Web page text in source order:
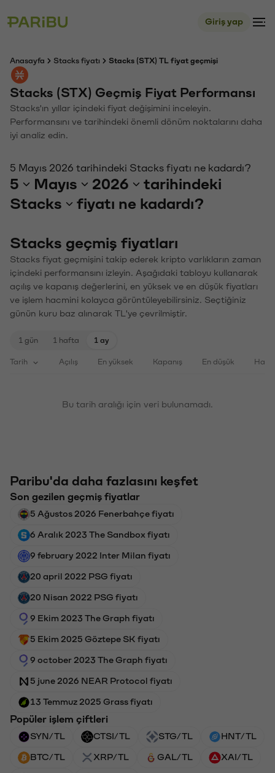
Giriş yap
Anasayfa Stacks fiyatı Stacks (STX) TL fiyat geçmişi
Stacks (STX) Geçmiş Fiyat Performansı
Stacks'ın yıllar içindeki fiyat değişimini inceleyin.
Performansını ve tarihindeki önemli dönüm noktalarını daha
iyi analiz edin.
5 Mayıs 2026 tarihindeki Stacks fiyatı ne kadardı?
5 Mayıs 2026
tarihindeki
Stacks
fiyatı ne kadardı?
Stacks geçmiş fiyatları
Stacks fiyat geçmişini takip ederek kripto varlıkların zaman
içindeki performansını izleyin. Aşağıdaki tabloyu kullanarak
açılış ve kapanış değerlerini, en yüksek ve en düşük fiyatları
ve işlem hacmini kolayca görüntüleyebilirsiniz. Seçtiğiniz
günün kuru baz alınarak TL'ye çevrilmiştir.
1 gün 1 hafta 1 ay
Tarih Açılış En yüksek Kapanış En düşük
Bu tarih aralığı için veri bulunamadı.
Paribu'da daha fazlasını keşfet
Son gezilen geçmiş fiyatlar
5 Ağustos 2026 Fenerbahçe fiyatı
6 Aralık 2023 The Sandbox fiyatı
9 february 2022 Inter Milan fiyatı
20 april 2022 PSG fiyatı
20 Nisan 2022 PSG fiyatı
9 Ekim 2023 The Graph fiyatı
5 Ekim 2025 Göztepe SK fiyatı
9 october 2023 The Graph fiyatı
5 june 2026 NEAR Protocol fiyatı
13 Temmuz 2025 Grass fiyatı
Popüler işlem çiftleri
SYN/TL CTSI/TL STG/TL HNT/TL
BTC/TL XRP/TL GAL/TL XAI/TL